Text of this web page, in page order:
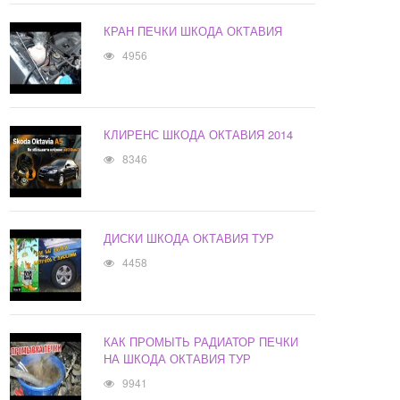
КРАН ПЕЧКИ ШКОДА ОКТАВИЯ
4956
КЛИРЕНС ШКОДА ОКТАВИЯ 2014
8346
ДИСКИ ШКОДА ОКТАВИЯ ТУР
4458
КАК ПРОМЫТЬ РАДИАТОР ПЕЧКИ
НА ШКОДА ОКТАВИЯ ТУР
9941